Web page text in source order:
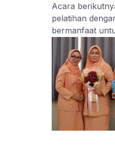
Acara
pelatihan
bermanfaat